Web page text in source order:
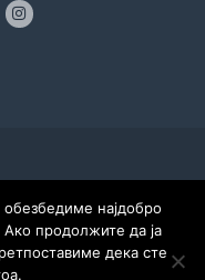
задржани. Дизајн:
најдобро
продолжите да ја
дека сте